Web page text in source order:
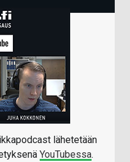
lähetetään
YouTubessa.